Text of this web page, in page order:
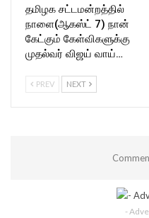
தமிழக சட்டமன்றத்தில்
நாளை(ஆகஸ்ட் 7) நான்
கேட்கும் கேள்விகளுக்கு
முதல்வர் விஜய் வாய்…
PREV NEXT
-